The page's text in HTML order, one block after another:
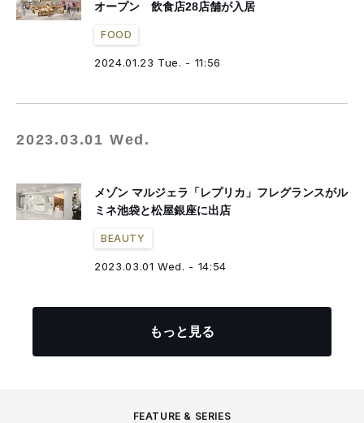
オープン 飲食店28店舗が入居
FOOD
2024.01.23 Tue. - 11:56
2023.03.01 Wed.
メゾン マルジェラ「レプリカ」フレグランスがル
ミネ池袋と松屋銀座に出店
BEAUTY
2023.03.01 Wed. - 14:54
もっと見る
FEATURE & SERIES